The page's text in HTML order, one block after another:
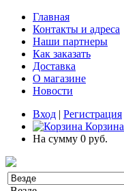
Главная
Контакты и адреса
Наши партнеры
Как заказать
Доставка
О магазине
Новости
Вход | Регистрация
Корзина
На сумму 0 руб.